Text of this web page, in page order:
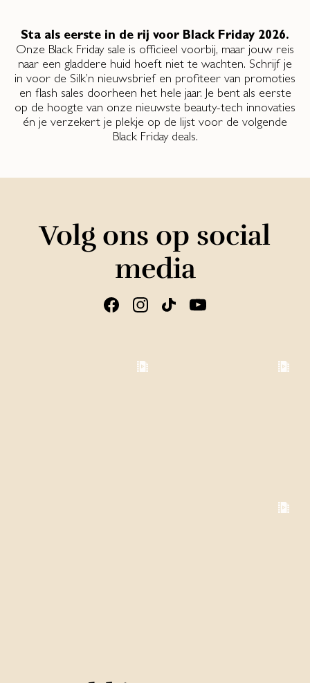
Sta als eerste in de rij voor Black Friday 2026.
Onze Black Friday sale is officieel voorbij, maar jouw reis
naar een gladdere huid hoeft niet te wachten. Schrijf je
in voor de Silk’n nieuwsbrief en profiteer van promoties
en flash sales doorheen het hele jaar. Je bent als eerste
op de hoogte van onze nieuwste beauty-tech innovaties
én je verzekert je plekje op de lijst voor de volgende
Black Friday deals.
Volg ons op social
media